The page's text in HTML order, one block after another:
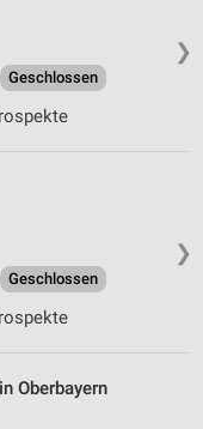
❯
Geschlossen
❯
Geschlossen
Oberbayern